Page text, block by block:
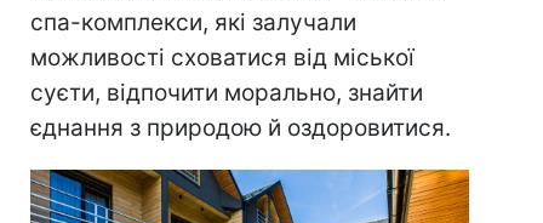
спа-комплекси, які залучали
можливості сховатися від міської
суєти, відпочити морально, знайти
єднання з природою й оздоровитися.